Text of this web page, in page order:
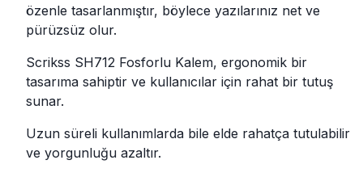
özenle tasarlanmıştır, böylece yazılarınız net ve
pürüzsüz olur.
Scrikss SH712 Fosforlu Kalem, ergonomik bir
tasarıma sahiptir ve kullanıcılar için rahat bir tutuş
sunar.
Uzun süreli kullanımlarda bile elde rahatça tutulabilir
ve yorgunluğu azaltır.